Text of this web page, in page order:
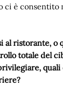
ci è consentito
al ristorante, o
totale del
quali